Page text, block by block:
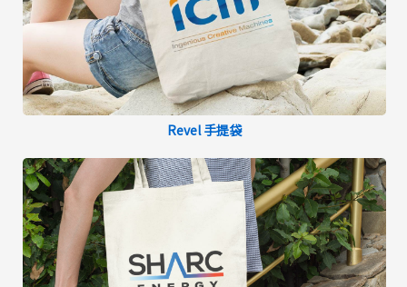
Revel 手提袋